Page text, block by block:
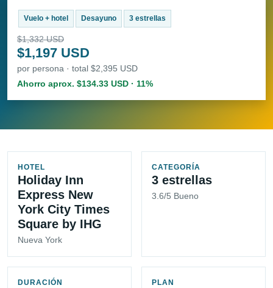
Vuelo + hotel Desayuno 3 estrellas
$1,332 USD
$1,197 USD
por persona · total $2,395 USD
Ahorro aprox. $134.33 USD · 11%
HOTEL
Holiday Inn
Express New
York City Times
Square by IHG
Nueva York
CATEGORÍA
3 estrellas
3.6/5 Bueno
DURACIÓN PLAN